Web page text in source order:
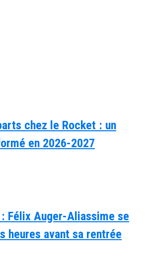
chez le Rocket : un
en 2026-2027
: Félix Auger-Aliassime se
heures avant sa rentrée